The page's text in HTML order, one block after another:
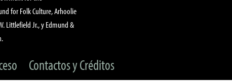
for Folk Culture, Arhoolie
Littlefield Jr., y Edmund &
Contactos y Créditos